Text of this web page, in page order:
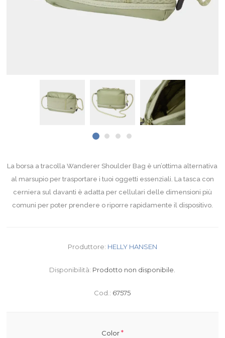
La borsa a tracolla Wanderer Shoulder Bag è un’ottima alternativa
al marsupio per trasportare i tuoi oggetti essenziali. La tasca con
cerniera sul davanti è adatta per cellulari delle dimensioni più
comuni per poter prendere o riporre rapidamente il dispositivo.
Produttore: HELLY HANSEN
Disponibilità: Prodotto non disponibile.
Cod.: 67575
Color*